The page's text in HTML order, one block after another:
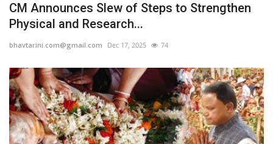
CM Announces Slew of Steps to Strengthen
Physical and Research...
bhavtarini.com@gmail.com Dec 17, 2025 74